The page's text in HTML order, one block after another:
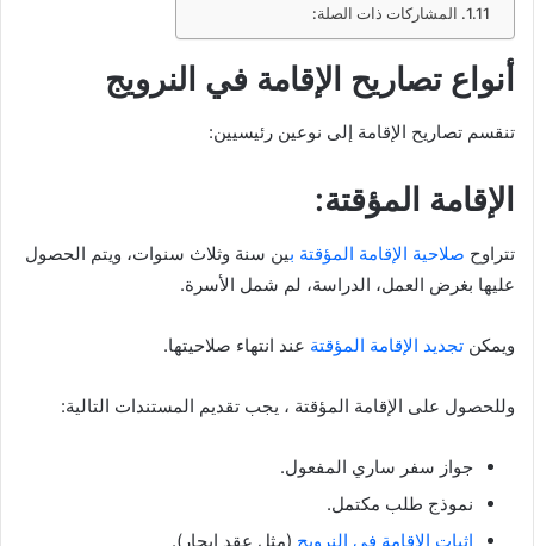
المشاركات ذات الصلة:
أنواع تصاريح الإقامة في النرويج
تنقسم تصاريح الإقامة إلى نوعين رئيسيين:
الإقامة المؤقتة:
تتراوح صلاحية الإقامة المؤقتة بين سنة وثلاث سنوات، ويتم الحصول
عليها بغرض العمل، الدراسة، لم شمل الأسرة.
ويمكن تجديد الإقامة المؤقتة عند انتهاء صلاحيتها.
وللحصول على الإقامة المؤقتة ، يجب تقديم المستندات التالية:
جواز سفر ساري المفعول.
نموذج طلب مكتمل.
إثبات الإقامة في النرويج (مثل عقد إيجار).